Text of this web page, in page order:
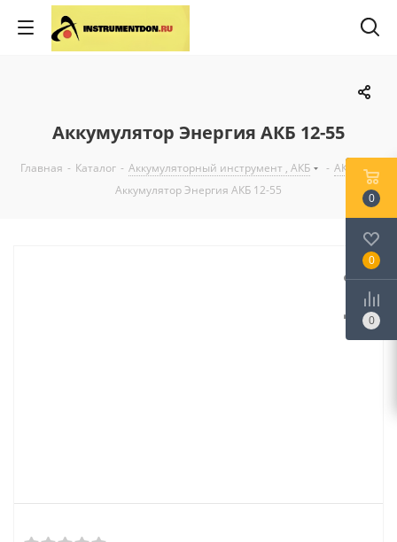
Аккумулятор Энергия АКБ 12-55
Главная - Каталог - Аккумуляторный инструмент , АКБ - АКБ
Аккумулятор Энергия АКБ 12-55
0
0
0